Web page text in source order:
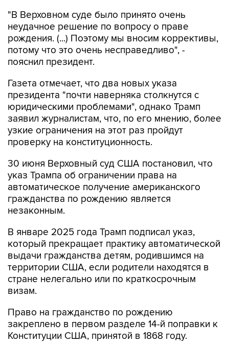
"В Верховном суде было принято очень
неудачное решение по вопросу о праве
рождения. (...) Поэтому мы вносим коррективы,
потому что это очень несправедливо", -
пояснил президент.
Газета отмечает, что два новых указа
президента "почти наверняка столкнутся с
юридическими проблемами", однако Трамп
заявил журналистам, что, по его мнению, более
узкие ограничения на этот раз пройдут
проверку на конституционность.
30 июня Верховный суд США постановил, что
указ Трампа об ограничении права на
автоматическое получение американского
гражданства по рождению является
незаконным.
В январе 2025 года Трамп подписал указ,
который прекращает практику автоматической
выдачи гражданства детям, родившимся на
территории США, если родители находятся в
стране нелегально или по краткосрочным
визам.
Право на гражданство по рождению
закреплено в первом разделе 14-й поправки к
Конституции США, принятой в 1868 году.